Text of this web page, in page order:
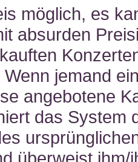
möglich, es
absurden
jemand
angebotene
das System